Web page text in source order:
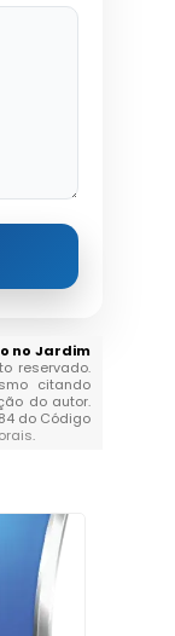
no Jardim
reservado.
citando
do autor.
do Código
.